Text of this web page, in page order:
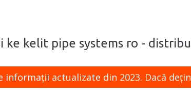
ke kelit pipe systems ro -
informaţii actualizate din 2023. Dacă